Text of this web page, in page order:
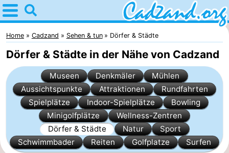
Home
Cadzand
Tipps
Für
kindern
Übernachten
Appartements
Campingplätze
Home Cadzand Sehen & tun Dörfer & Städte
Dörfer & Städte in der Nähe von Cadzand
Museen Denkmäler
Mühlen
Aussichtspunkte
Attraktionen
Rundfahrten
Spielplätze
Indoor-Spielplätze
Bowling
Minigolfplätze
Wellness-Zentren
Dörfer & Städte
Natur
Sport
Schwimmbader
Reiten Golfplatze Surfen